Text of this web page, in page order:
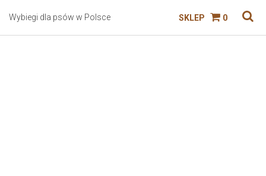
Wybiegi dla psów w Polsce SKLEP 0